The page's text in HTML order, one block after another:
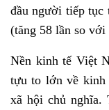
đầu người tiếp tục
(tăng 58 lần so
Nền kinh tế Việt
tựu to lớn về kinh
xã hội chủ nghĩa.